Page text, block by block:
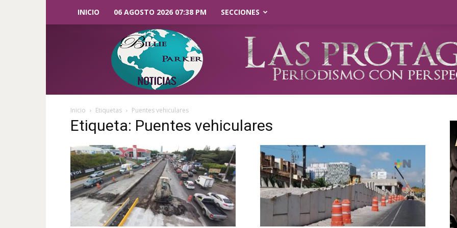
INICIO 06 AGOSTO 2026 07:38 PM SECCIONES
Parker
Noticias
Inicio Etiquetas Puentes vehiculares
Etiqueta: Puentes vehiculares